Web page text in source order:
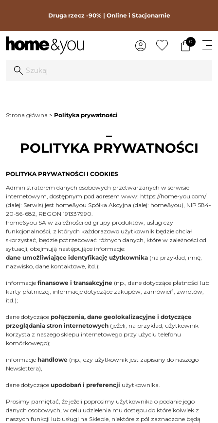
Druga rzecz -90% | Online i Stacjonarnie
0
Strona główna Polityka prywatności
POLITYKA PRYWATNOŚCI
POLITYKA PRYWATNOŚCI I COOKIES
Administratorem danych osobowych przetwarzanych w serwisie
internetowym, dostępnym pod adresem www: https://home-you.com/
(dalej: Serwis) jest home&you Spółka Akcyjna (dalej: home&you), NIP 584-
20-56-682, REGON 191337990.
home&you SA w zależności od grupy produktów, usług czy
funkcjonalności, z których każdorazowo użytkownik będzie chciał
skorzystać, będzie potrzebować różnych danych, które w zależności od
sytuacji, obejmują następujące informacje:
dane umożliwiające identyfikację użytkownika (na przykład, imię,
nazwisko, dane kontaktowe, itd.);
informacje finansowe i transakcyjne (np., dane dotyczące płatności lub
karty płatniczej, informacje dotyczące zakupów, zamówień, zwrotów,
itd.);
dane dotyczące połączenia, dane geolokalizacyjne i dotyczące
przeglądania stron internetowych (jeżeli, na przykład, użytkownik
korzysta z naszego sklepu internetowego przy użyciu telefonu
komórkowego);
informacje handlowe (np., czy użytkownik jest zapisany do naszego
Newslettera),
dane dotyczące upodobań i preferencji użytkownika.
Prosimy pamiętać, że jeżeli poprosimy użytkownika o podanie jego
danych osobowych, w celu udzielenia mu dostępu do którejkolwiek z
naszych funkcji lub usługi na Sklepie, niektóre z pól zaznaczone będą